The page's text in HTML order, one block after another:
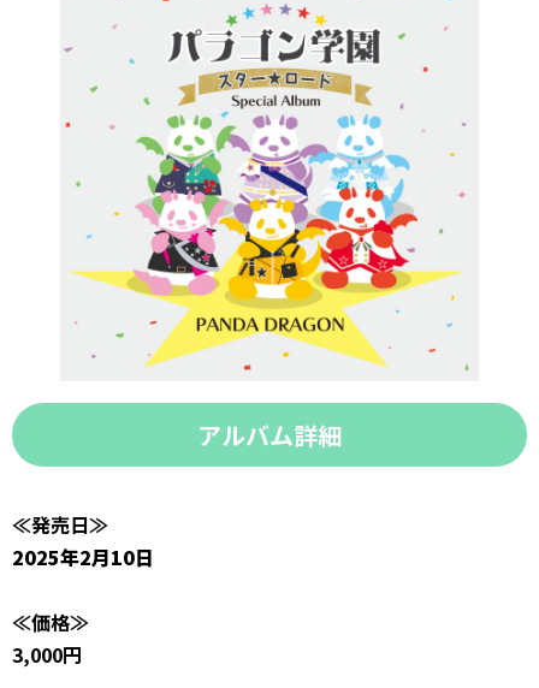
アルバム詳細
≪発売日≫
2025年2月10日
≪価格≫
3,000円